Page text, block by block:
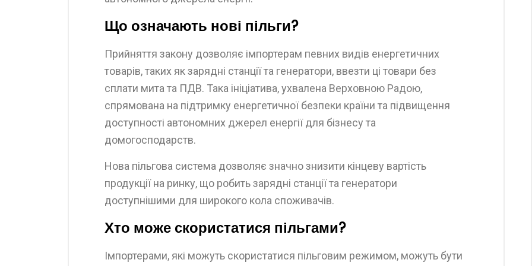
Що означають нові пільги?
Прийняття закону дозволяє імпортерам певних видів енергетичних
товарів, таких як зарядні станції та генератори, ввезти ці товари без
сплати мита та ПДВ. Така ініціатива, ухвалена Верховною Радою,
спрямована на підтримку енергетичної безпеки країни та підвищення
доступності автономних джерел енергії для бізнесу та
домогосподарств.
Нова пільгова система дозволяє значно знизити кінцеву вартість
продукції на ринку, що робить зарядні станції та генератори
доступнішими для широкого кола споживачів.
Хто може скористатися пільгами?
Імпортерами, які можуть скористатися пільговим режимом, можуть бути